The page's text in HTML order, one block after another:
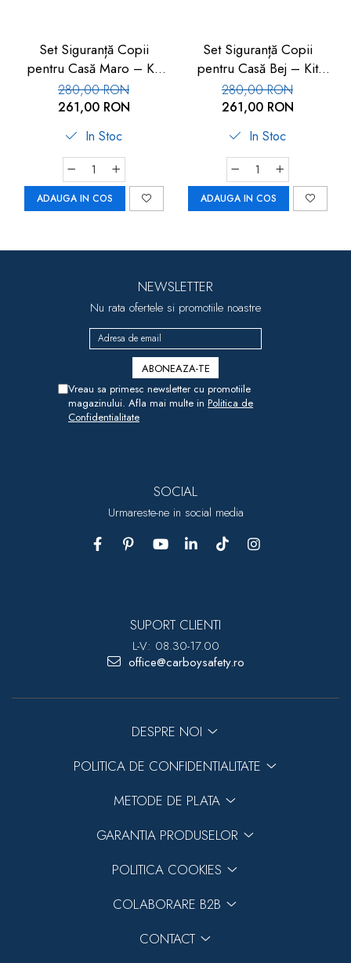
Set Siguranță Copii
pentru Casă Maro – Kit
Protecție 17 piese
280,00 RON
261,00 RON
In Stoc
ADAUGA IN COS
Set Siguranță Copii
pentru Casă Bej – Kit
Protecție 17 piese
280,00 RON
261,00 RON
In Stoc
ADAUGA IN COS
NEWSLETTER
Nu rata ofertele si promotiile noastre
Vreau sa primesc newsletter cu promotiile
magazinului. Afla mai multe in Politica de
Confidentialitate
SOCIAL
Urmareste-ne in social media
SUPORT CLIENTI
L-V: 08.30-17.00
office@carboysafety.ro
DESPRE NOI
POLITICA DE CONFIDENTIALITATE
METODE DE PLATA
GARANTIA PRODUSELOR
POLITICA COOKIES
COLABORARE B2B
CONTACT